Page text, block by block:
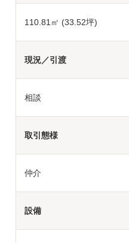
110.81㎡ (33.52坪)
現況／引渡
相談
取引態様
仲介
設備